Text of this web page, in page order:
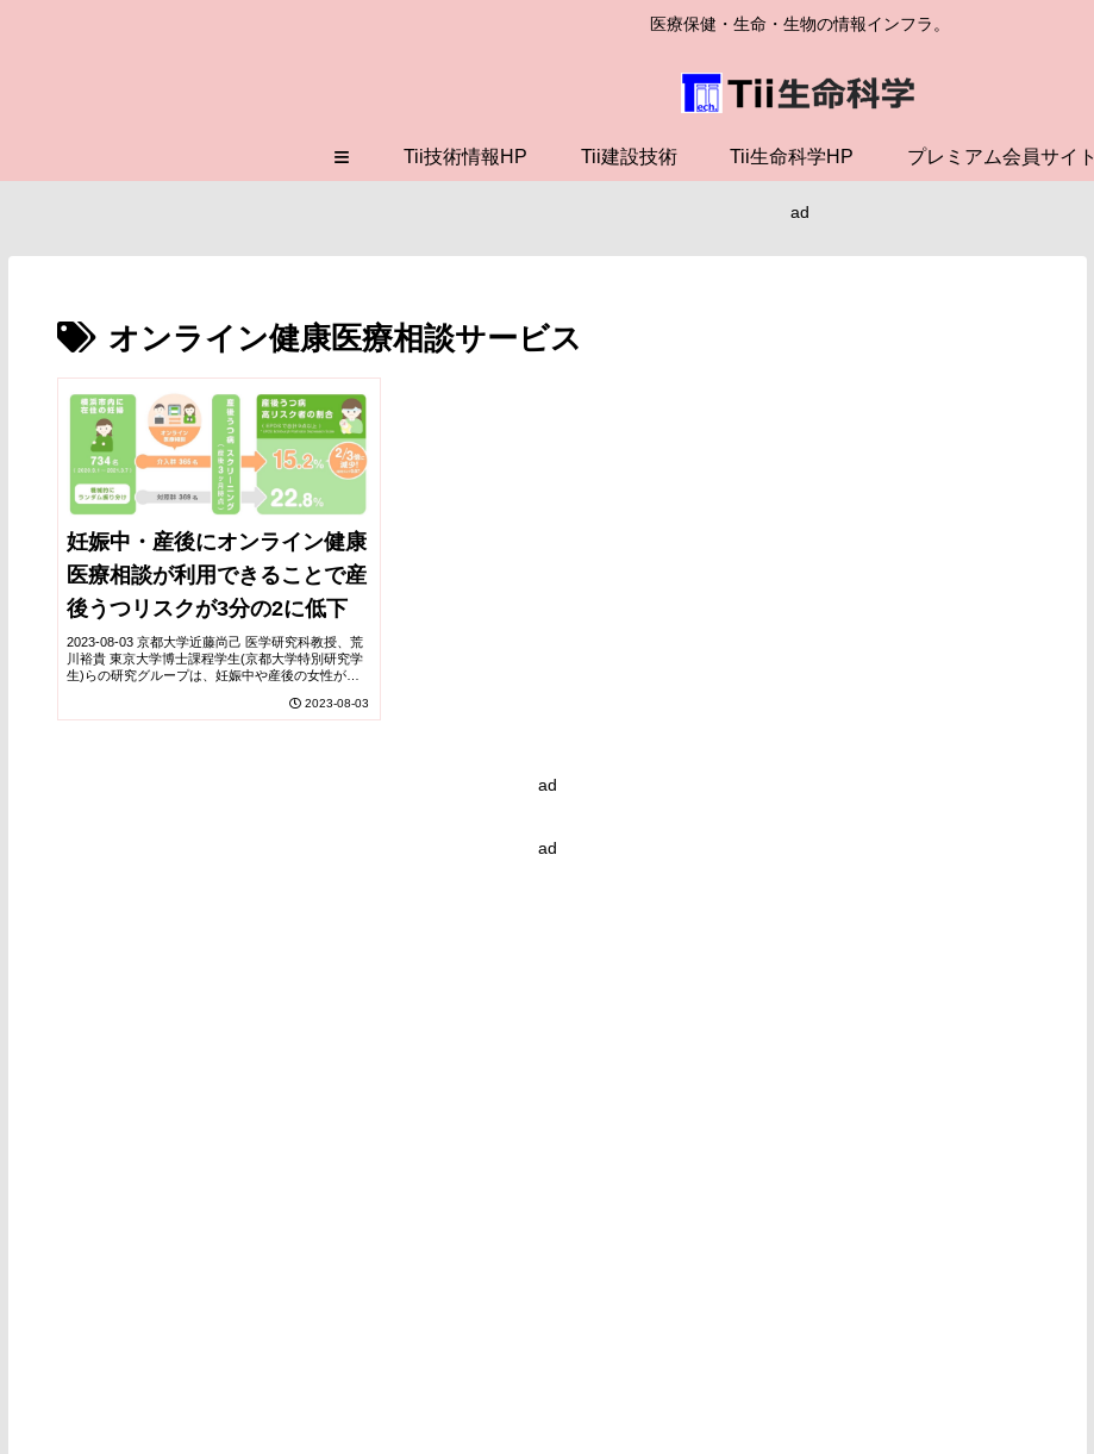
医療保健・生命・生物の情報インフラ。
≡ Tii技術情報HP Tii建設技術 Tii生命科学HP プレミアム会員サイト
ad
オンライン健康医療相談サービス
妊娠中・産後にオンライン健康
医療相談が利用できることで産
後うつリスクが3分の2に低下
2023-08-03 京都大学近藤尚己 医学研究科教授、荒
川裕貴 東京大学博士課程学生(京都大学特別研究学
生)らの研究グループは、妊娠中や産後の女性が子
ンを用いて産婦人科医・小児科医・助産師に相...
2023-08-03
ad
ad